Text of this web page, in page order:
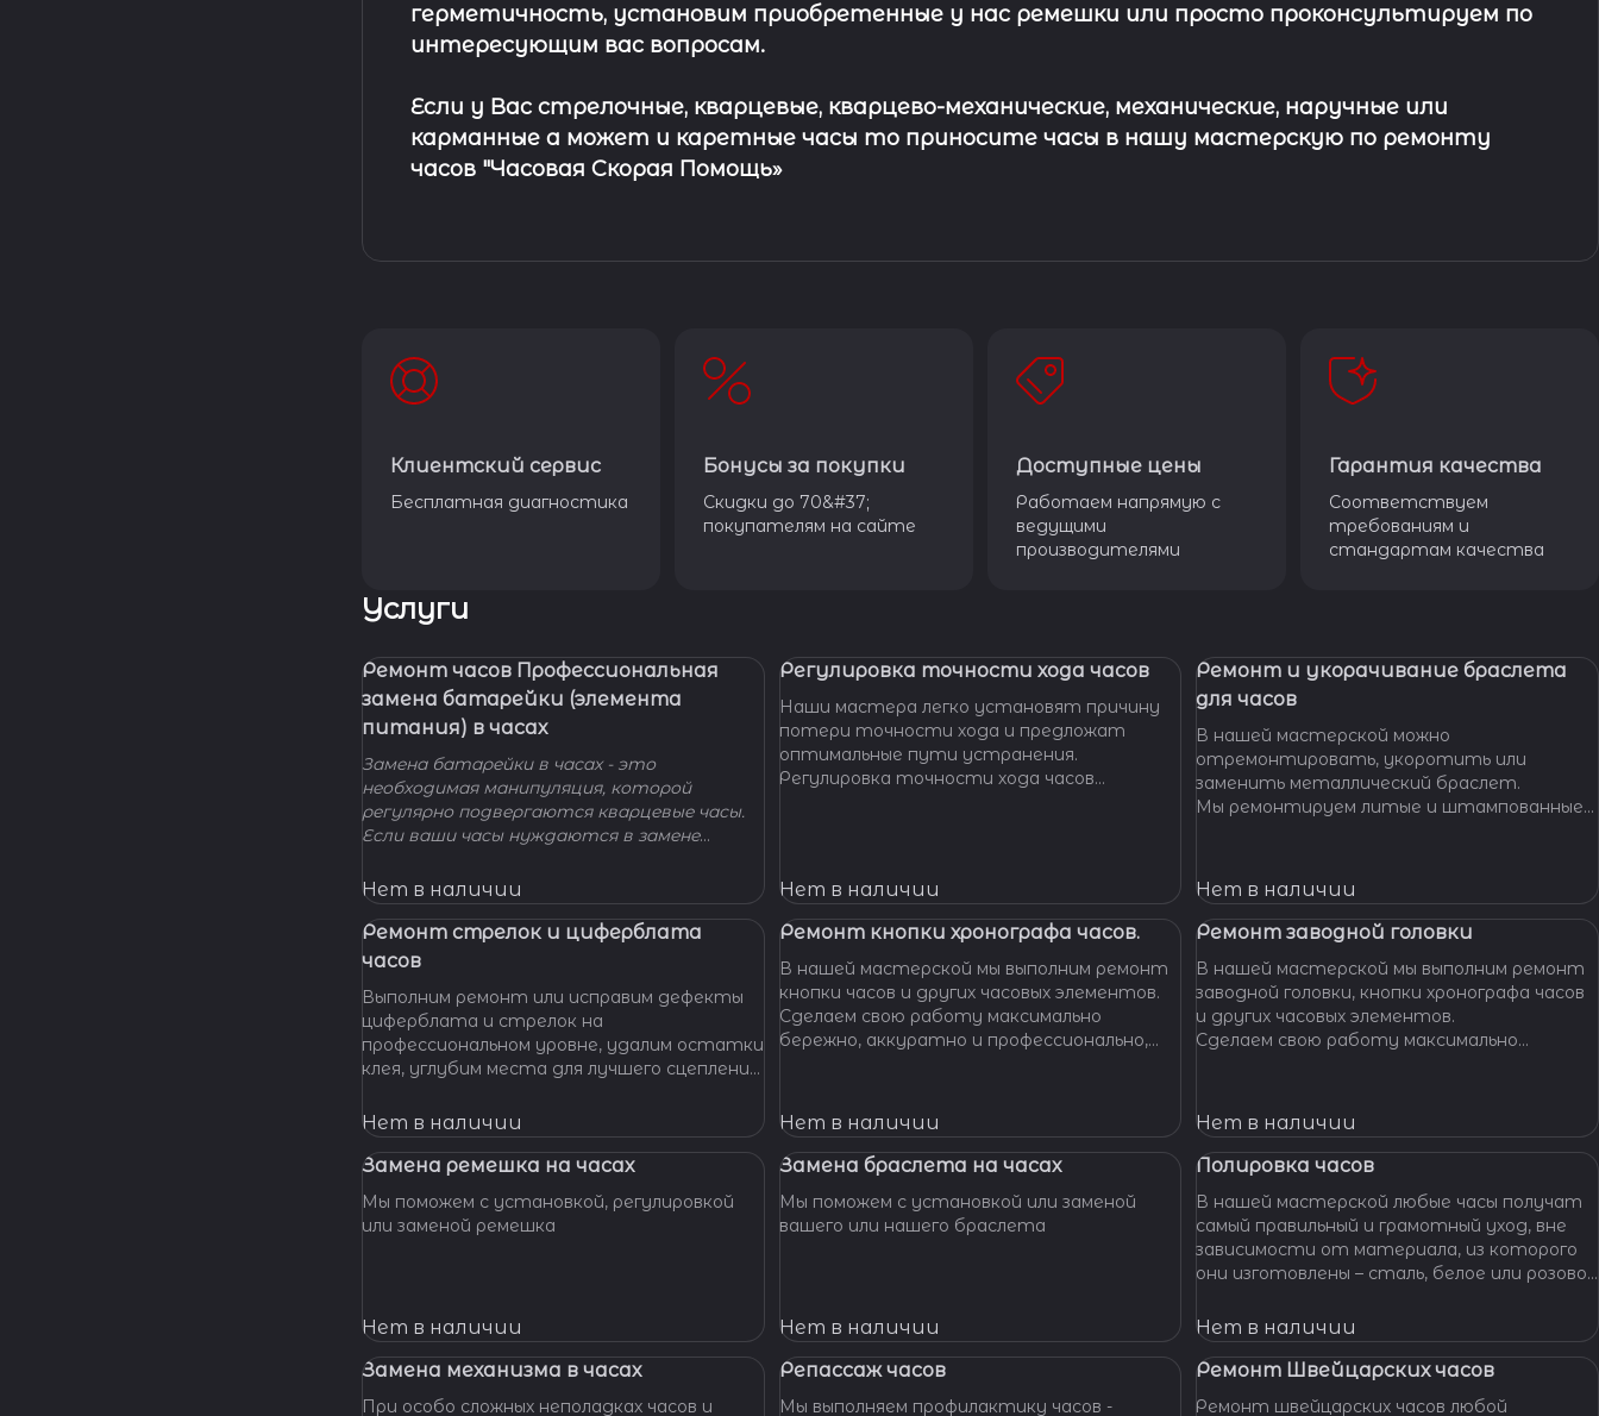
герметичность, установим приобретенные у нас ремешки или просто проконсультируем по
интересующим вас вопросам.
Если у Вас стрелочные, кварцевые, кварцево-механические, механические, наручные или
карманные а может и каретные часы то приносите часы в нашу мастерскую по ремонту
часов "Часовая Скорая Помощь»
Клиентский сервис
Бесплатная диагностика
Бонусы за покупки
Скидки до 70&#37;
покупателям на сайте
Доступные цены
Работаем напрямую с
ведущими
производителями
Гарантия качества
Соответствуем
требованиям и
стандартам качества
Услуги
Ремонт часов Профессиональная
замена батарейки (элемента
питания) в часах
Замена батарейки в часах - это
необходимая манипуляция, которой
регулярно подвергаются кварцевые часы.
Если ваши часы нуждаются в замене
нашу мастерскую! Наши мастера с
удовольствием помогут вам решить
вашу проблему и произведут замену
батарейки профессионально, быстро,
Нет в наличии
Регулировка точности хода часов
Наши мастера легко установят причину
потери точности хода и предложат
оптимальные пути устранения.
Регулировка точности хода часов
Нет в наличии
Ремонт и укорачивание браслета
для часов
В нашей мастерской можно
отремонтировать, укоротить или
заменить металлический браслет.
Мы ремонтируем литые и штампованные
освежаем их внешний вид,
Нет в наличии
Ремонт стрелок и циферблата
часов
Выполним ремонт или исправим дефекты
циферблата и стрелок на
профессиональном уровне, удалим остатки
клея, углубим места для лучшего сцепления
стрелки, метки, камни. Восстановим
крепления циферблата к механизму.
Нет в наличии
Ремонт кнопки хронографа часов.
В нашей мастерской мы выполним ремонт
кнопки часов и других часовых элементов.
Сделаем свою работу максимально
бережно, аккуратно и профессионально,
Нет в наличии
Ремонт заводной головки
В нашей мастерской мы выполним ремонт
заводной головки, кнопки хронографа часов
и других часовых элементов.
Сделаем свою работу максимально
Нет в наличии
Замена ремешка на часах
Мы поможем с установкой, регулировкой
или заменой ремешка
Нет в наличии
Замена браслета на часах
Мы поможем с установкой или заменой
вашего или нашего браслета
Нет в наличии
Полировка часов
В нашей мастерской любые часы получат
самый правильный и грамотный уход, вне
зависимости от материала, из которого
они изготовлены – сталь, белое или розовое
специалисты отполируют практически
любой материал.
Нет в наличии
Замена механизма в часах
При особо сложных неполадках часов и
Репассаж часов
Мы выполняем профилактику часов -
Ремонт Швейцарских часов
Ремонт швейцарских часов любой